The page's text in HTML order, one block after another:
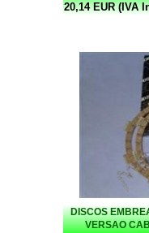
20,14 EUR (IVA
DISCOS
VERSAO